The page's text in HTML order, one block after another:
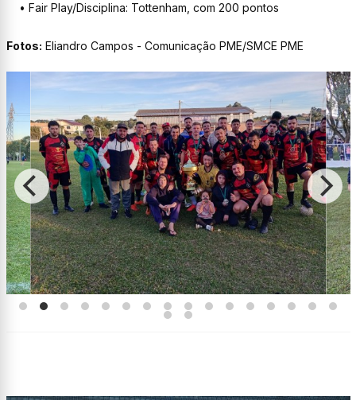
• Fair Play/Disciplina: Tottenham, com 200 pontos
Fotos: Eliandro Campos - Comunicação PME/SMCE PME